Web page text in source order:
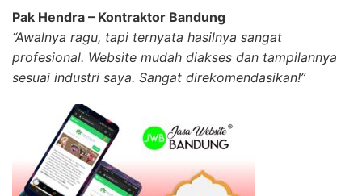
Pak Hendra – Kontraktor Bandung
“Awalnya ragu, tapi ternyata hasilnya sangat
profesional. Website mudah diakses dan tampilannya
sesuai industri saya. Sangat direkomendasikan!”